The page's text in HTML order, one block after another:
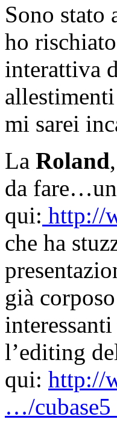
Sono
ho
interattiva
mi sarei
La Roland
da
qui: http://
che ha
già
l’editing
qui: http://
…/